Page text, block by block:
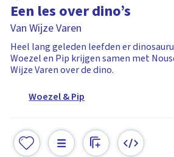
Een les over dino’s
Van Wijze Varen
Heel lang geleden leefden er
Woezel en Pip krijgen samen met
Wijze Varen over de dino.
Woezel & Pip